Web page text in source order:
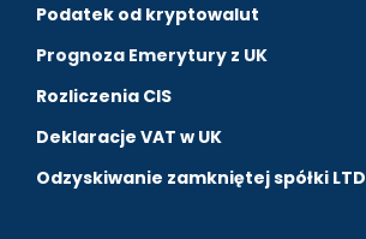
Podatek od kryptowalut
Prognoza Emerytury z UK
Rozliczenia CIS
Deklaracje VAT w UK
Odzyskiwanie zamkniętej spółki LTD